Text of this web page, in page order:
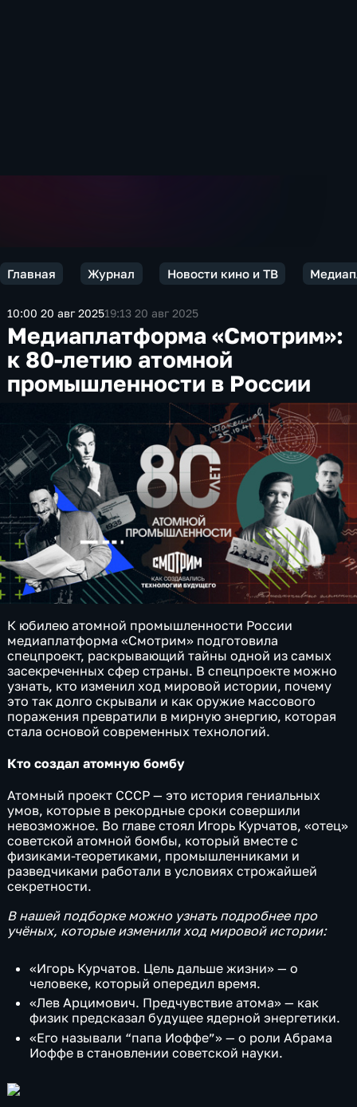
Главная Журнал Новости кино и ТВ
10:00 20 авг 202519:13 20 авг 2025
Медиаплатформа «Смотрим»:
к 80-летию атомной
промышленности в России
К юбилею атомной промышленности России
медиаплатформа «Смотрим» подготовила
спецпроект, раскрывающий тайны одной из самых
засекреченных сфер страны. В спецпроекте можно
узнать, кто изменил ход мировой истории, почему
это так долго скрывали и как оружие массового
поражения превратили в мирную энергию, которая
стала основой современных технологий.
Кто создал атомную бомбу
Атомный проект СССР — это история гениальных
умов, которые в рекордные сроки совершили
невозможное. Во главе стоял Игорь Курчатов, «отец»
советской атомной бомбы, который вместе с
физиками-теоретиками, промышленниками и
разведчиками работали в условиях строжайшей
секретности.
В нашей подборке можно узнать подробнее про
учёных, которые изменили ход мировой истории:
«Игорь Курчатов. Цель дальше жизни» — о
человеке, который опередил время.
«Лев Арцимович. Предчувствие атома» — как
физик предсказал будущее ядерной энергетики.
«Его называли “папа Иоффе”» — о роли Абрама
Иоффе в становлении советской науки.